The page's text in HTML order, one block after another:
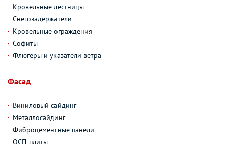
Кровельные лестницы
Снегозадержатели
Кровельные ограждения
Софиты
Флюгеры и указатели ветра
Фасад
Виниловый сайдинг
Металлосайдинг
Фиброцементные панели
ОСП-плиты